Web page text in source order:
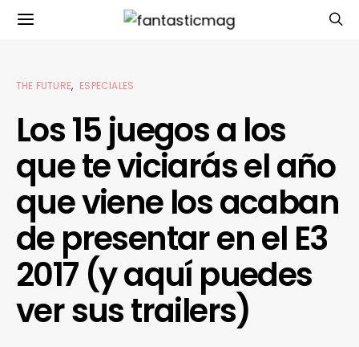
THE FUTURE ESPECIALES
Los 15 juegos a los
que te viciarás el año
que viene los acaban
de presentar en el E3
2017 (y aquí puedes
ver sus trailers)